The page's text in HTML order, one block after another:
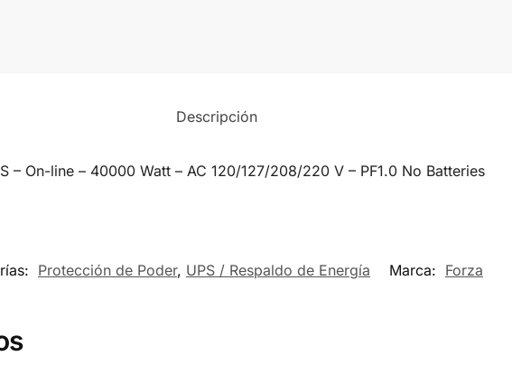
Descripción
– On-line – 40000 Watt – AC 120/127/208/220 V – PF1.0 No Batteries
Protección de Poder, UPS / Respaldo de Energía Marca: Forza